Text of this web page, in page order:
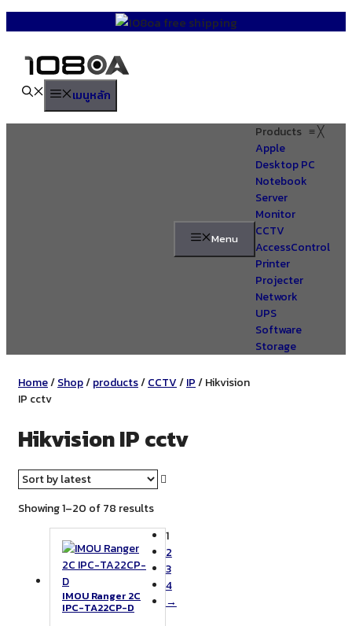
content
เมนูหลัก
Menu
Products ≡╳
Apple
Desktop PC
Notebook
Server
Monitor
CCTV
AccessControl
Printer
Projecter
Network
UPS
Software
Storage
Home/Shop/products/CCTV/IP/ Hikvision
IP cctv
Hikvision IP cctv
Showing 1–20 of 78 resultsSorted
by
latest
IMOU Ranger 2C
IPC-TA22CP-D
1
2
3
4
→